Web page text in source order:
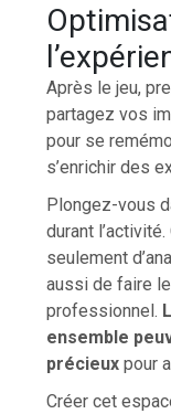
Après le jeu,
partagez vos
pour se
s’enrichir des
Plongez-vous
durant
seulement
aussi de faire
professionnel.
ensemble
précieux pour
Créer cet